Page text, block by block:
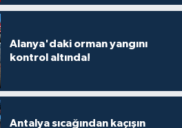
Alanya'daki orman yangını
kontrol altında!
Antalya sıcağından kaçışın